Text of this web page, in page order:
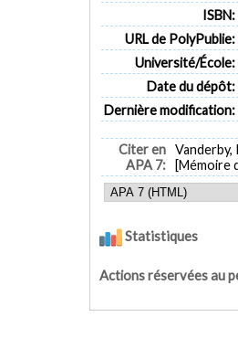
ISBN:
URL de PolyPublie:
Université/École:
Date du dépôt:
Dernière modification:
Citer en
APA 7:
Vanderby,
[Mémoire
Statistiques
Actions réservées au